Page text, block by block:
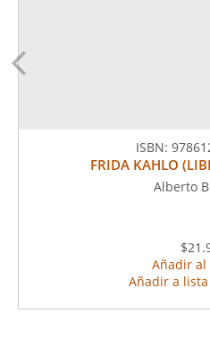
ISBN:
FRIDA KAHLO
Alberto
Añadir
Añadir a